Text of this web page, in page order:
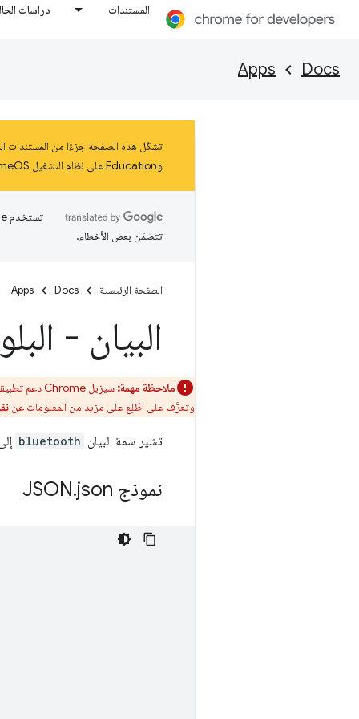
المستندات دراسات
Docs
Apps
وEducation على نظام التشغيل ChromeOS حتى كانون الثاني (يناير) 2025 على الأقل. اطّلِع على مزيد من المعلومات عن
تتضمّن بعض الأخطاء.
الصفحة الرئيسية Docs
Apps
البيان -
ملاحظة مهمة: سيزيل Chrome دعم تطبيقات Chrome على جميع الأنظمة الأساسية. متصفح Chrome سيستمر "سوق Chrome الإلكتروني" في إتاحة الإضافات.
وتعرَّف على اطّلِع على مزيد من المعلومات عن
تشير سمة البيان bluetooth
نموذج JSON .json